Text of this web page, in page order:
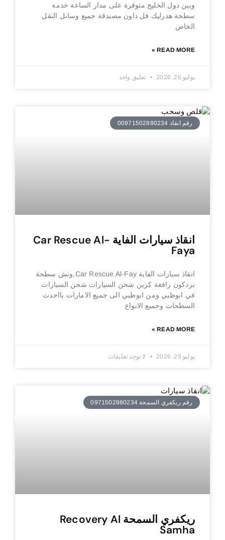
وبين دول الخليج متوفرة على مدار الساعة خدمة
سطحة هدرليك فل داون مصندقة جميع وساىل النقل
الخاص
READ MORE »
يوليو 26, 2026 تعليق واحد
رقم انقاذ 00971502880234
انقاذ سيارات الفاية Car Rescue Al-
Faya
انقاذ سيارات الفاية Car Rescue Al-Fay,ونش سطحة
بردكون رافعة كرين شحن السيارات شحن السيارات
في ابوظبي ومن ابوظبي الى جميع الامارات بااحدث
السطحات وجميع الانواع
READ MORE »
يوليو 25, 2026 لا توجد تعليقات
رقم ريكفري السمحة 0971502880234
ريكفري السمحة Recovery Al
Samha